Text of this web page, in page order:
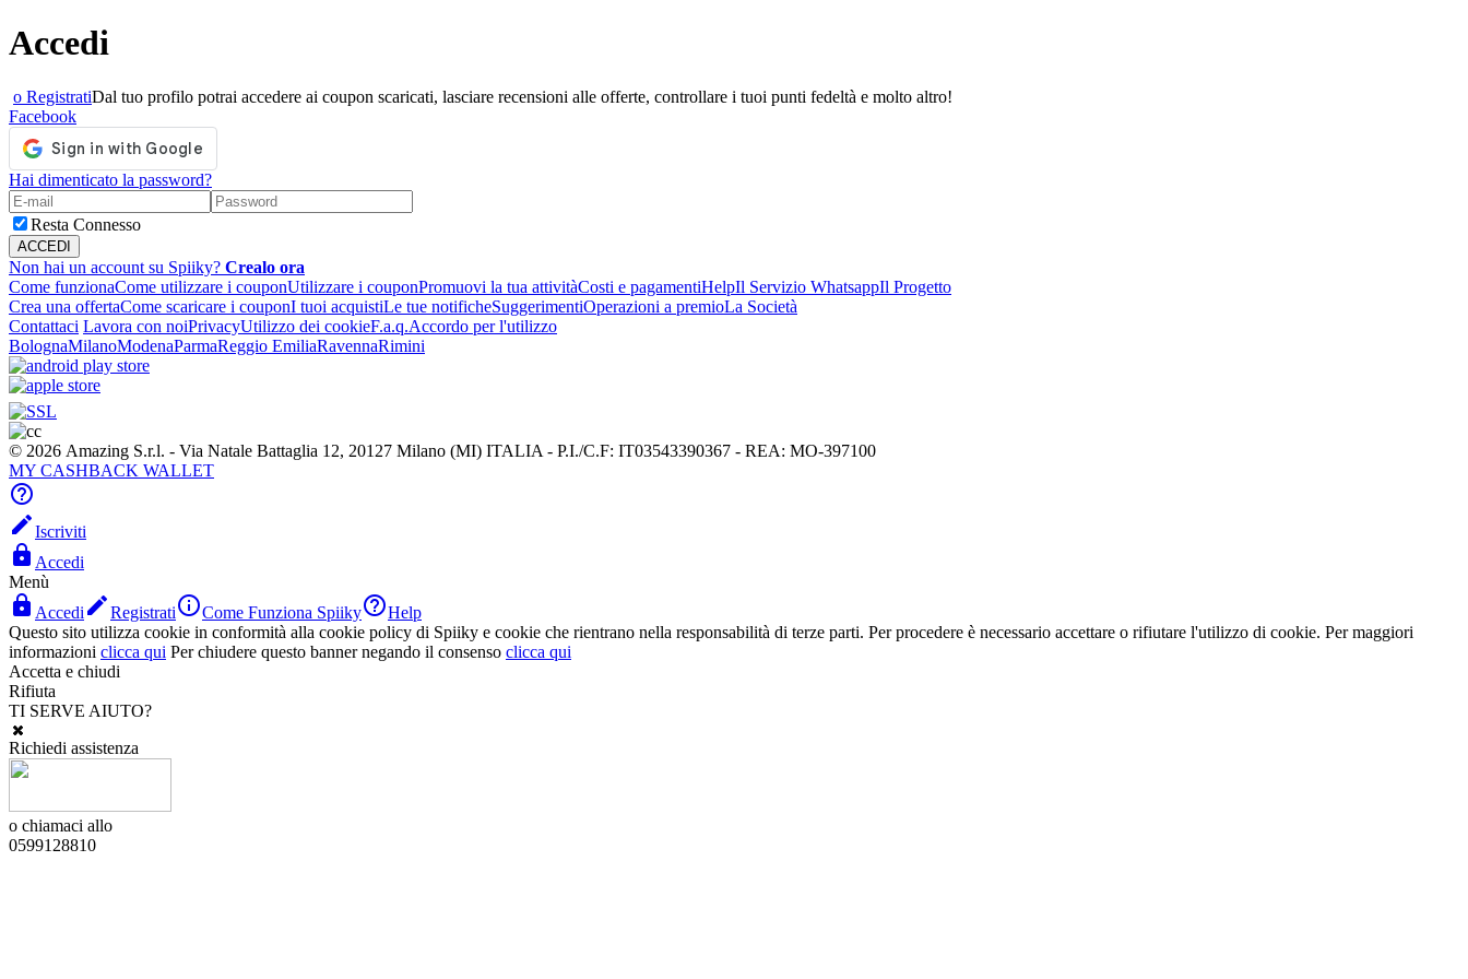
Accedi
o RegistratiDal tuo profilo potrai accedere ai coupon scaricati, lasciare recensioni alle offerte, controllare i tuoi punti fedeltà e molto altro!
Facebook
Hai dimenticato la password?
Resta Connesso
Non hai un account su Spiiky? Crealo ora
Come funzionaCome utilizzare i couponUtilizzare i couponPromuovi la tua attivitàCosti e pagamentiHelpIl Servizio WhatsappIl Progetto
Crea una offertaCome scaricare i couponI tuoi acquistiLe tue notificheSuggerimentiOperazioni a premioLa Società
Contattaci Lavora con noiPrivacyUtilizzo dei cookieF.a.q.Accordo per l'utilizzo
BolognaMilanoModenaParmaReggio EmiliaRavennaRimini
© 2026 Amazing S.r.l. - Via Natale Battaglia 12, 20127 Milano (MI) ITALIA - P.I./C.F: IT03543390367 - REA: MO-397100
MY CASHBACK WALLET

Iscriviti
 Accedi
Menù
 Accedi RegistratiCome Funziona SpiikyHelp
Questo sito utilizza cookie in conformità alla cookie policy di Spiiky e cookie che rientrano nella responsabilità di terze parti. Per procedere è necessario accettare o rifiutare l'utilizzo di cookie. Per maggiori
informazioni clicca qui Per chiudere questo banner negando il consenso clicca qui
Accetta e chiudi
Rifiuta
TI SERVE AIUTO?
Richiedi assistenza
o chiamaci allo
0599128810